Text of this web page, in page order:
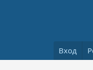
Вход